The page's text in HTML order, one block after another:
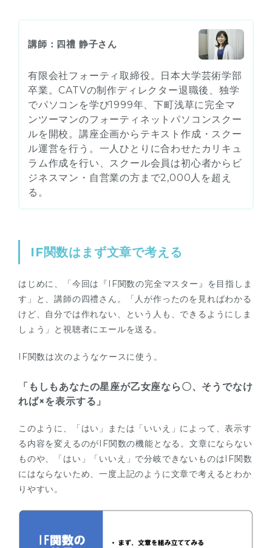
講師：四禮 静子さん
有限会社フォーティ取締役。日本大学芸術学部
卒業。CATVの制作ディレクター退職後、独学
でパソコンを学び1999年、下町浅草に完全マ
ンツーマンのフォーティネットパソコンスクー
ルを開校。講座企画からテキスト作成・スクー
ル運営を行う。一人ひとりに合わせたカリキュ
ラム作成を行い、スクール会員は初心者からビ
ジネスマン・自営業の方まで2,000人を超え
る。
IF関数はまず文章で考える
はじめに、「今回は『IF関数の完全マスター』を目指しま
す」と、講師の四禮さん。「人が作ったのを見ればわかる
けど、自分では作れない、という人も、できるようにしま
しょう」と視聴者にエールを送る。
IF関数は次のようなケースに使う。
「もしもあなたの星座が乙女座なら〇、そうでなけ
れば×を表示する」
このように、「はい」または「いいえ」によって、表示す
る内容を変えるのがIF関数の機能となる。文章にならない
ものや、「はい」「いいえ」で分岐できないものはIF関数
にはならないため、一度上記のように文章で考えるとわか
りやすい。